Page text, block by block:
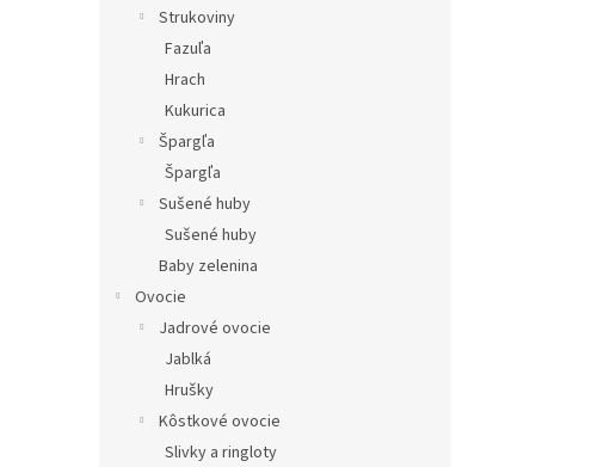
Strukoviny
Fazuľa
Hrach
Kukurica
Špargľa
Špargľa
Sušené huby
Sušené huby
Baby zelenina
Ovocie
Jadrové ovocie
Jablká
Hrušky
Kôstkové ovocie
Slivky a ringloty